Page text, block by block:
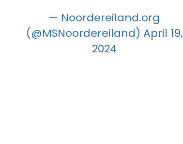
— Noordereiland.org
(@MSNoordereiland) April 19,
2024